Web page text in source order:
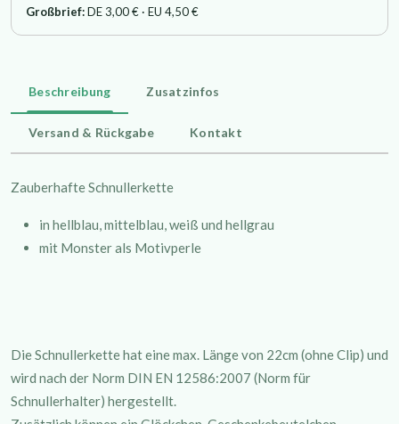
Großbrief:DE 3,00 € · EU 4,50 €
Beschreibung Zusatzinfos
Versand & Rückgabe Kontakt
Zauberhafte Schnullerkette
in hellblau, mittelblau, weiß und hellgrau
mit Monster als Motivperle
Die Schnullerkette hat eine max. Länge von 22cm (ohne Clip) und
wird nach der Norm DIN EN 12586:2007 (Norm für
Schnullerhalter) hergestellt.